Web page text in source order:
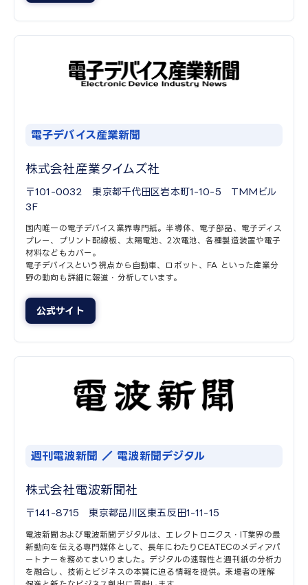
電子デバイス産業新聞
株式会社産業タイムズ社
〒101-0032 東京都千代田区岩本町1-10-5 TMMビル
3F
国内唯一の電子デバイス業界専門紙。半導体、電子部品、電子ディス
プレー、プリント配線板、太陽電池、2次電池、各種製造装置や電子
材料などもカバー。
電子デバイスという視点から自動車、ロボット、FA といった産業分
野の動向も詳細に報道・分析しています。
公式サイト
週刊電波新聞 ／ 電波新聞デジタル
株式会社電波新聞社
〒141-8715 東京都品川区東五反田1-11-15
電波新聞および電波新聞デジタルは、エレクトロニクス・IT業界の最
新動向を伝える専門媒体として、長年にわたりCEATECのメディアパ
ートナーを務めてまいりました。デジタルの速報性と週刊紙の分析力
を融合し、技術とビジネスの本質に迫る情報を提供。来場者の理解